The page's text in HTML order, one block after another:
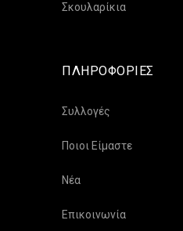
Σκουλαρίκια
ΠΛΗΡΟΦΟΡΙΕΣ
Συλλογές
Ποιοι Είμαστε
Νέα
Επικοινωνία